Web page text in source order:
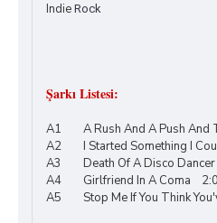
Indie Rock
Şarkı Listesi:
A1 A Rush And A Push And
A2 I Started Something I
A3 Death Of A Disco Dancer
A4 Girlfriend In A Coma
A5 Stop Me If You Think